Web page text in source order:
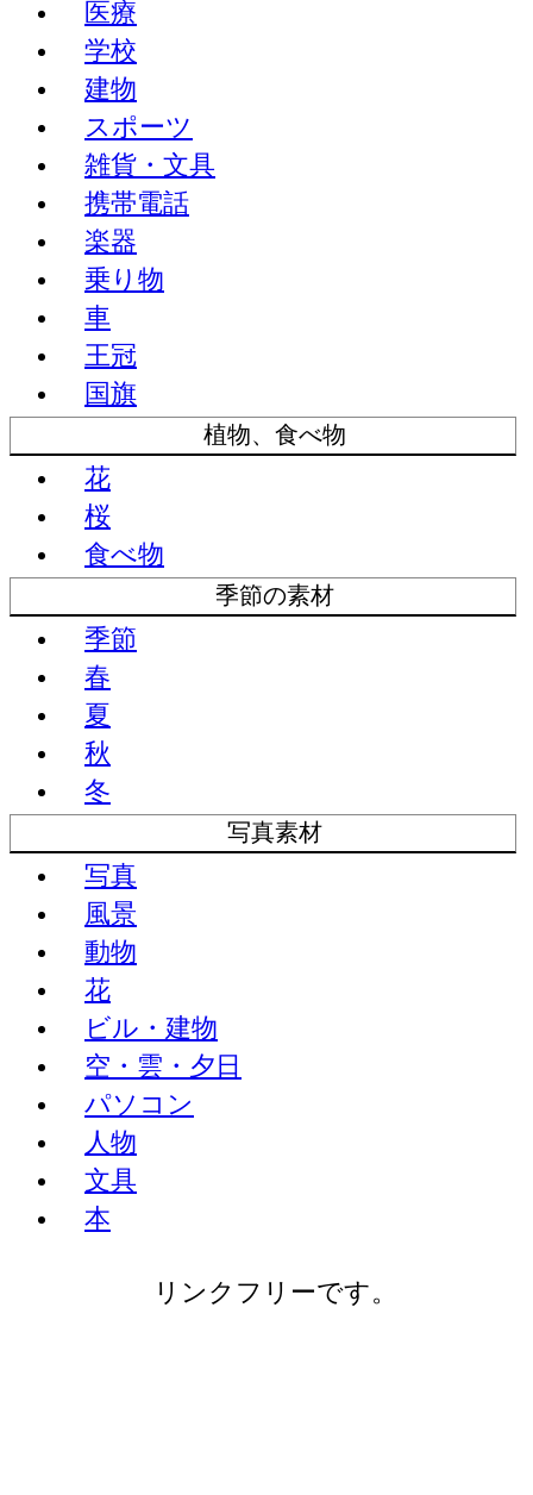
医療
学校
建物
スポーツ
雑貨・文具
携帯電話
楽器
乗り物
車
王冠
国旗
植物、食べ物
花
桜
食べ物
季節の素材
季節
春
夏
秋
冬
写真素材
写真
風景
動物
花
ビル・建物
空・雲・夕日
パソコン
人物
文具
本
リンクフリーです。